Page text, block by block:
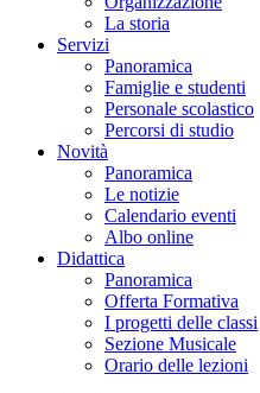
La storia
Servizi
Panoramica
Famiglie e studenti
Personale scolastico
Percorsi di studio
Novità
Panoramica
Le notizie
Calendario eventi
Albo online
Didattica
Panoramica
Offerta Formativa
I progetti delle classi
Sezione Musicale
Orario delle lezioni